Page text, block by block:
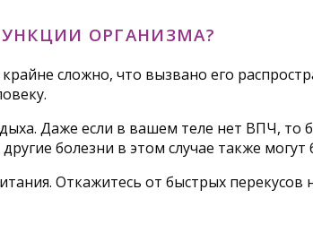
ОРГАНИЗМА?
сложно, что вызвано его
Даже если в вашем теле нет ВПЧ, то
болезни в этом случае также могут
Откажитесь от быстрых